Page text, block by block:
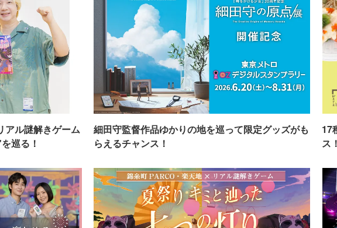
アル謎解きゲーム
巡る！
細田守監督作品ゆかりの地を巡って限定グッズがも
らえるチャンス！
17
ス！